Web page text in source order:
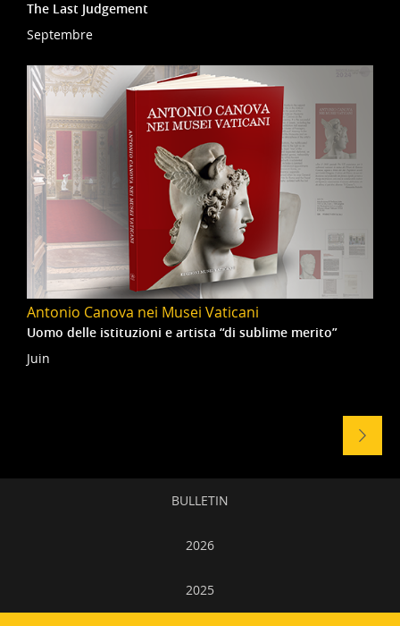
The Last Judgement
Septembre
Antonio Canova nei Musei Vaticani
Uomo delle istituzioni e artista “di sublime merito”
Juin
eventi
BULLETIN
2026
2025